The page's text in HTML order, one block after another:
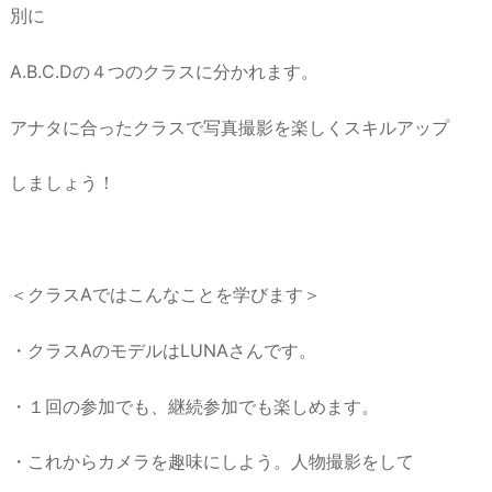
別に
A.B.C.Dの４つのクラスに分かれます。
アナタに合ったクラスで写真撮影を楽しくスキルアップ
しましょう！
＜クラスAではこんなことを学びます＞
・クラスAのモデルはLUNAさんです。
・１回の参加でも、継続参加でも楽しめます。
・これからカメラを趣味にしよう。人物撮影をして